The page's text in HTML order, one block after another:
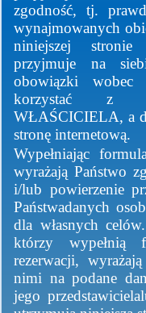
zgodność, tj.
wynajmowanych
niniejszej stronie
przyjmuje na
obowiązki wobec
korzystać z
WŁAŚCICIELA, a
stronę internetową.
Wypełniając
wyrażają Państwo
i/lub powierzenie
Państwadanych
dla własnych
którzy wypełnią
rezerwacji,
nimi na podane
jego